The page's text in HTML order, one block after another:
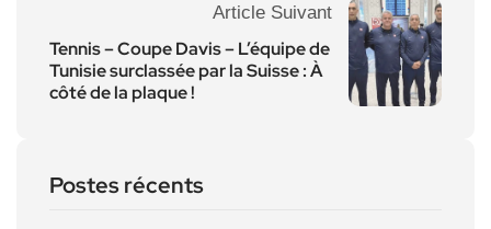
Article Suivant
Tennis – Coupe Davis – L’équipe de
Tunisie surclassée par la Suisse : À
côté de la plaque !
Postes récents